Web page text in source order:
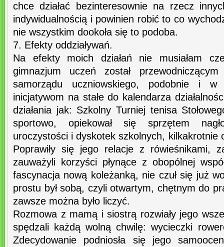
chce działać bezinteresownie na rzecz
indywidualnością i powinien robić to co
nie wszystkim dookoła się to podoba.
7. Efekty oddziaływań.
Na efekty moich działań nie musiałam
gimnazjum uczeń został
samorządu uczniowskiego, podobnie i
inicjatywom na stałe do kalendarza
działania jak: Szkolny Turniej tenisa
sportowo, opiekował się sprzętem
uroczystości i dyskotek szkolnych, kilkakrotnie
Poprawiły się jego relacje z rówieśnikami,
zauważyli korzyści płynące z obopólnej
fascynacja nową koleżanką, nie czuł się już
prostu był sobą, czyli otwartym, chętnym do
zawsze można było liczyć.
Rozmowa z mamą i siostrą rozwiały jego
spędzali każdą wolną chwilę: wycieczki
Zdecydowanie podniosła się jego